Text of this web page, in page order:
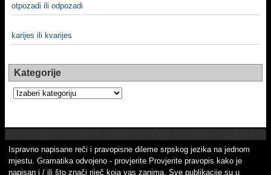
otpozadi ili odpozadi
karijes ili kvarijes
Kategorije
Kategorije
Ispravno napisane reči i pravopisne dileme srpskog jezika na jednom
mjestu. Gramatika odvojeno - provjerite Provjerite pravopis kako je
napisan i / ili što znači riječ koja vas zanima. Sve publikacije su u